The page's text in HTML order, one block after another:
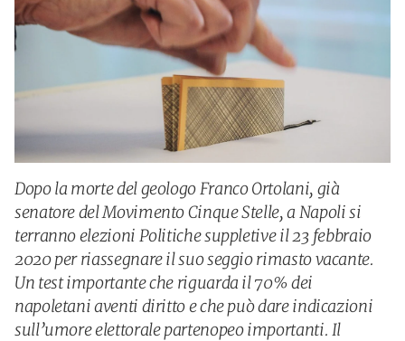
Dopo la morte del geologo Franco Ortolani, già
senatore del Movimento Cinque Stelle, a Napoli si
terranno elezioni Politiche suppletive il 23 febbraio
2020 per riassegnare il suo seggio rimasto vacante.
Un test importante che riguarda il 70% dei
napoletani aventi diritto e che può dare indicazioni
sull’umore elettorale partenopeo importanti. Il